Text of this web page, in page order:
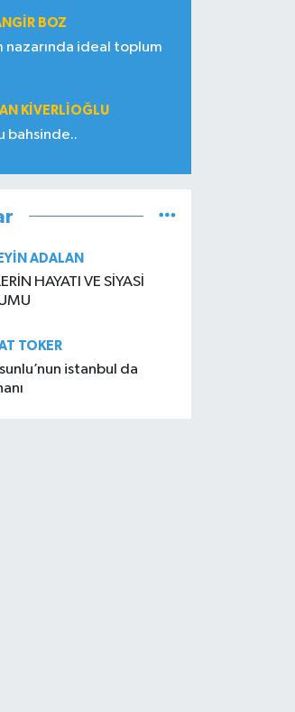
BOZ
nazarında ideal toplum
KIVERLIOĞLU
bahsinde..
ADALAN
HAYATI VE SİYASİ
TOKER
istanbul da